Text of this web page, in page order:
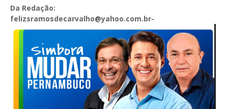
Da Redação:
felizsramosdecarvalho@yahoo.com.br-